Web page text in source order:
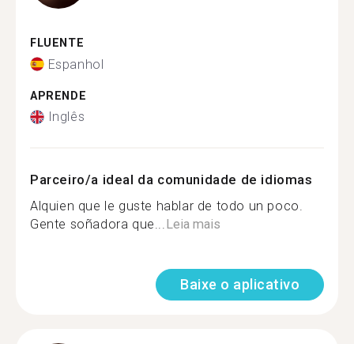
FLUENTE
Espanhol
APRENDE
Inglês
Parceiro/a ideal da comunidade de idiomas
Alquien que le guste hablar de todo un poco.
Gente soñadora que...Leia mais
Baixe o aplicativo